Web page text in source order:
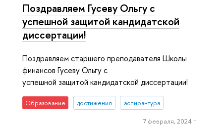
Поздравляем Гусеву Ольгу с
успешной защитой кандидатской
диссертации!
Поздравляем старшего преподавателя Школы
финансов Гусеву Ольгу с
успешной защитой кандидатской диссертации!
Образование достижения аспирантура
7 февраля, 2024 г.